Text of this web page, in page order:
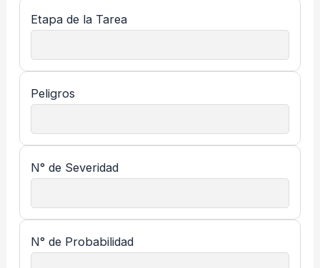
Etapa de la Tarea
Peligros
N° de Severidad
N° de Probabilidad